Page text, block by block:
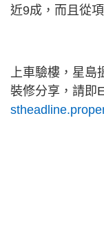
近9成，而且從
上車驗樓，星島
裝修分享，請即